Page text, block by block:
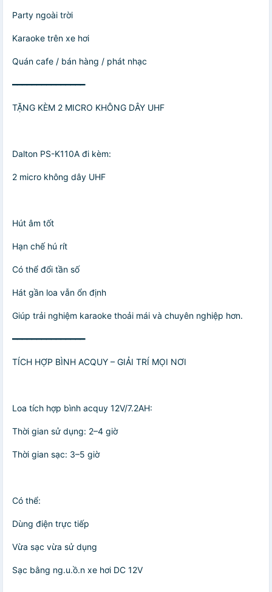
Party ngoài trời
Karaoke trên xe hơi
Quán cafe / bán hàng / phát nhạc
━━━━━━━━━━━━━━━
TẶNG KÈM 2 MICRO KHÔNG DÂY UHF
Dalton PS-K110A đi kèm:
2 micro không dây UHF
Hút âm tốt
Hạn chế hú rít
Có thể đổi tần số
Hát gần loa vẫn ổn định
Giúp trải nghiệm karaoke thoải mái và chuyên nghiệp hơn.
━━━━━━━━━━━━━━━
TÍCH HỢP BÌNH ACQUY – GIẢI TRÍ MỌI NƠI
Loa tích hợp bình acquy 12V/7.2AH:
Thời gian sử dụng: 2–4 giờ
Thời gian sạc: 3–5 giờ
Có thể:
Dùng điện trực tiếp
Vừa sạc vừa sử dụng
Sạc bằng ng.u.ồ.n xe hơi DC 12V